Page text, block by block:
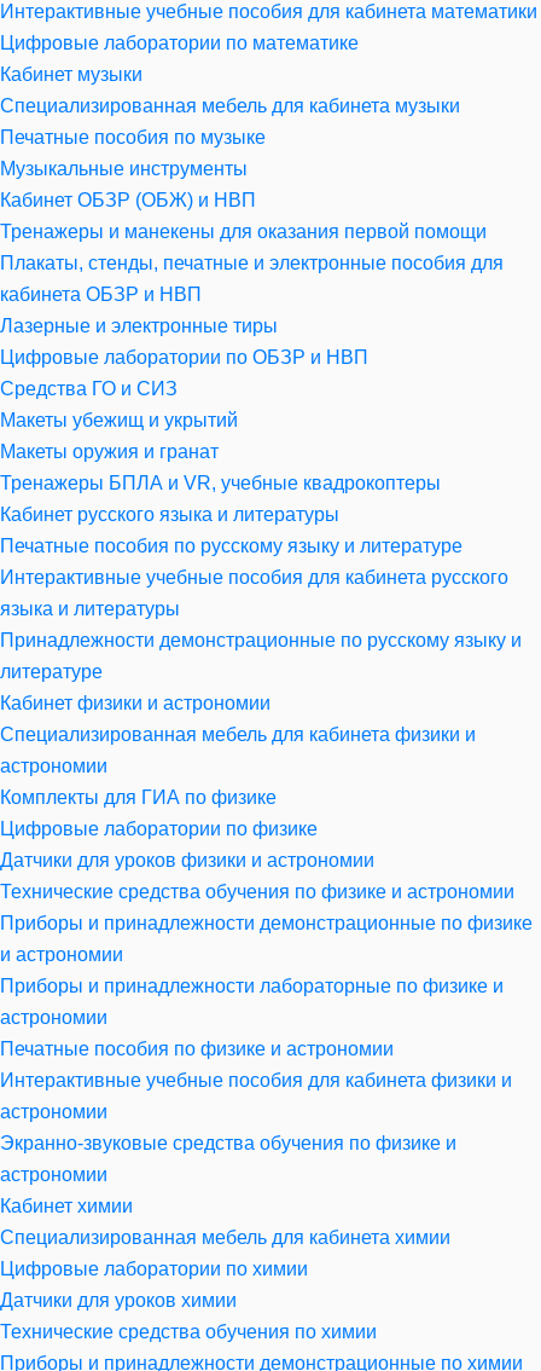
Интерактивные учебные пособия для кабинета математики
Цифровые лаборатории по математике
Кабинет музыки
Специализированная мебель для кабинета музыки
Печатные пособия по музыке
Музыкальные инструменты
Кабинет ОБЗР (ОБЖ) и НВП
Тренажеры и манекены для оказания первой помощи
Плакаты, стенды, печатные и электронные пособия для
кабинета ОБЗР и НВП
Лазерные и электронные тиры
Цифровые лаборатории по ОБЗР и НВП
Средства ГО и СИЗ
Макеты убежищ и укрытий
Макеты оружия и гранат
Тренажеры БПЛА и VR, учебные квадрокоптеры
Кабинет русского языка и литературы
Печатные пособия по русскому языку и литературе
Интерактивные учебные пособия для кабинета русского
языка и литературы
Принадлежности демонстрационные по русскому языку и
литературе
Кабинет физики и астрономии
Специализированная мебель для кабинета физики и
астрономии
Комплекты для ГИА по физике
Цифровые лаборатории по физике
Датчики для уроков физики и астрономии
Технические средства обучения по физике и астрономии
Приборы и принадлежности демонстрационные по физике
и астрономии
Приборы и принадлежности лабораторные по физике и
астрономии
Печатные пособия по физике и астрономии
Интерактивные учебные пособия для кабинета физики и
астрономии
Экранно-звуковые средства обучения по физике и
астрономии
Кабинет химии
Специализированная мебель для кабинета химии
Цифровые лаборатории по химии
Датчики для уроков химии
Технические средства обучения по химии
Приборы и принадлежности демонстрационные по химии